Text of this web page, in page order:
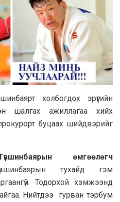
холбогдох эрүүгийн
шалгах ажиллагаа хийх
буцаах шийдвэрийг
өмгөөлөгч
тухайд гэм
Тодорхой хэмжээнд
Нийтдээ гурван тэрбум